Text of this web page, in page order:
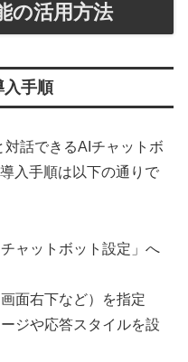
の活用方法
入手順
話できるAIチャットボ
入手順は以下の通りで
ャットボット設定」へ
面右下など）を指定
ジや応答スタイルを設